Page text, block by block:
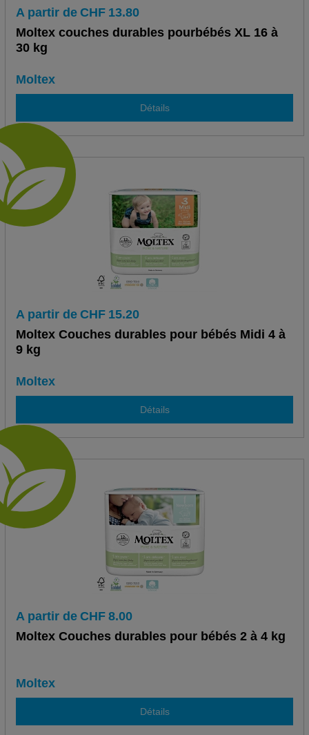
A partir de CHF 13.80
Moltex couches durables pourbébés XL 16 à
30 kg
Moltex
Détails
A partir de CHF 15.20
Moltex Couches durables pour bébés Midi 4 à
9 kg
Moltex
Détails
A partir de CHF 8.00
Moltex Couches durables pour bébés 2 à 4 kg
Moltex
Détails